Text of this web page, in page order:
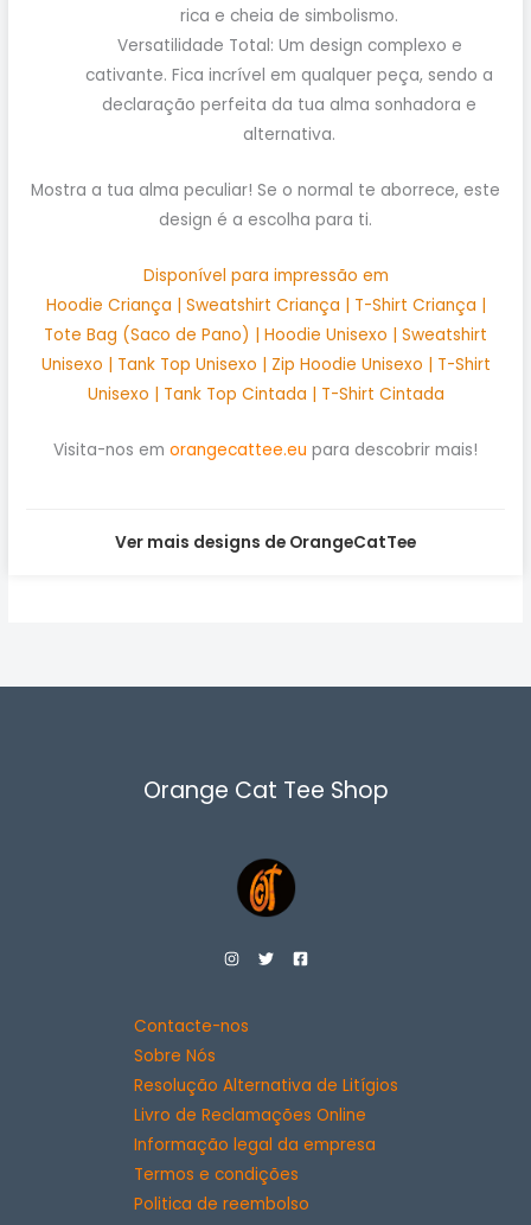
rica e cheia de simbolismo.
Versatilidade Total: Um design complexo e
cativante. Fica incrível em qualquer peça, sendo a
declaração perfeita da tua alma sonhadora e
alternativa.
Mostra a tua alma peculiar! Se o normal te aborrece, este
design é a escolha para ti.
Disponível para impressão em
Hoodie Criança | Sweatshirt Criança | T-Shirt Criança |
Tote Bag (Saco de Pano) | Hoodie Unisexo | Sweatshirt
Unisexo | Tank Top Unisexo | Zip Hoodie Unisexo | T-Shirt
Unisexo | Tank Top Cintada | T-Shirt Cintada
Visita-nos em orangecattee.eu para descobrir mais!
Ver mais designs de OrangeCatTee
Orange Cat Tee Shop
Contacte-nos
Sobre Nós
Resolução Alternativa de Litígios
Livro de Reclamações Online
Informação legal da empresa
Termos e condições
Politica de reembolso